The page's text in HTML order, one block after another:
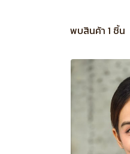
พบสินค้า 1 ชิ้น